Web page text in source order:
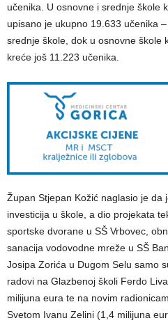
učenika. U osnovne i srednje škole
upisano je ukupno 19.633 učenika
srednje škole, dok u osnovne škole
kreće još 11.223 učenika.
Župan Stjepan Kožić naglasio je da
investicija u škole, a dio projekata
sportske dvorane u SŠ Vrbovec,
sanacija vodovodne mreže u SŠ
Josipa Zorića u Dugom Selu samo
radovi na Glazbenoj školi Ferdo
milijuna eura te na novim
Svetom Ivanu Zelini (1,4 milijuna